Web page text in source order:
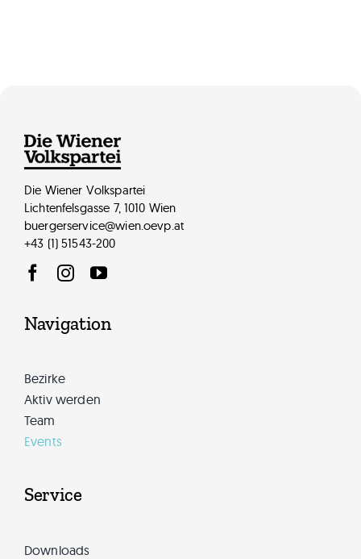
Die Wiener Volkspartei
Lichtenfelsgasse 7, 1010 Wien
buergerservice@wien.oevp.at
+43 (1) 51543-200
Navigation
Bezirke
Aktiv werden
Team
Events
Service
Downloads